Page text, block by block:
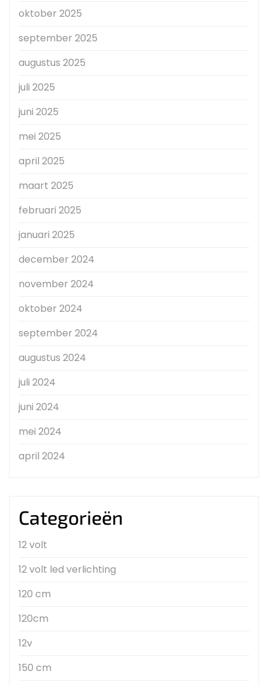
oktober 2025
september 2025
augustus 2025
juli 2025
juni 2025
mei 2025
april 2025
maart 2025
februari 2025
januari 2025
december 2024
november 2024
oktober 2024
september 2024
augustus 2024
juli 2024
juni 2024
mei 2024
april 2024
Categorieën
12 volt
12 volt led verlichting
120 cm
120cm
12v
150 cm